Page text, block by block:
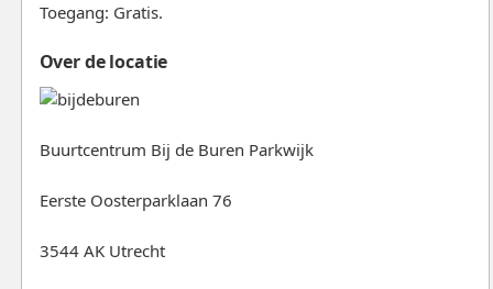
Toegang: Gratis.
Over de locatie
Buurtcentrum Bij de Buren Parkwijk
Eerste Oosterparklaan 76
3544 AK Utrecht